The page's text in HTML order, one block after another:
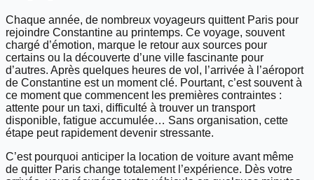
Chaque année, de nombreux voyageurs quittent Paris pour
rejoindre Constantine au printemps. Ce voyage, souvent
chargé d’émotion, marque le retour aux sources pour
certains ou la découverte d’une ville fascinante pour
d’autres. Après quelques heures de vol, l’arrivée à l’aéroport
de Constantine est un moment clé. Pourtant, c’est souvent à
ce moment que commencent les premières contraintes :
attente pour un taxi, difficulté à trouver un transport
disponible, fatigue accumulée… Sans organisation, cette
étape peut rapidement devenir stressante.
C’est pourquoi anticiper la location de voiture avant même
de quitter Paris change totalement l’expérience. Dès votre